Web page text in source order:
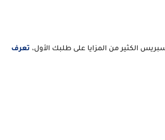
الكثير من المزايا على طلبك الأول، تعرف